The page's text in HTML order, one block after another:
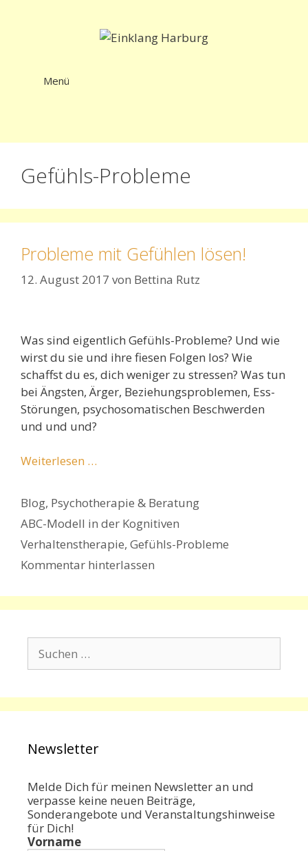
Menü
Gefühls-Probleme
Probleme mit Gefühlen lösen!
12. August 2017 von Bettina Rutz
Was sind eigentlich Gefühls-Probleme? Und wie
wirst du sie und ihre fiesen Folgen los? Wie
schaffst du es, dich weniger zu stressen? Was tun
bei Ängsten, Ärger, Beziehungsproblemen, Ess-
Störungen, psychosomatischen Beschwerden
und und und?
Weiterlesen …
Kategorien
Blog, Psychotherapie & Beratung
Schlagwörter
ABC-Modell in der Kognitiven
Verhaltenstherapie, Gefühls-Probleme
Kommentar hinterlassen
nach:
Newsletter
Melde Dich für meinen Newsletter an und
verpasse keine neuen Beiträge,
Sonderangebote und Veranstaltungshinweise
für Dich!
Vorname